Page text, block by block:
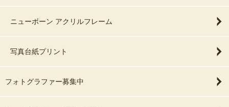
ニューボーン アクリルフレーム
写真台紙プリント
フォトグラファー募集中